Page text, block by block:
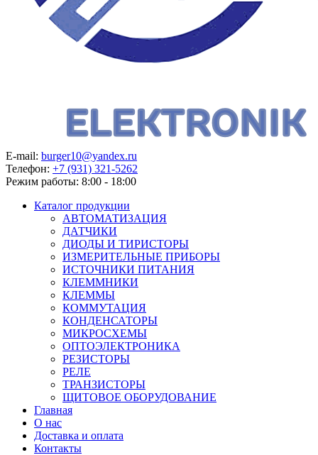
E-mail: burger10@yandex.ru
Телефон: +7 (931) 321-5262
Режим работы: 8:00 - 18:00
Каталог продукции
АВТОМАТИЗАЦИЯ
ДАТЧИКИ
ДИОДЫ И ТИРИСТОРЫ
ИЗМЕРИТЕЛЬНЫЕ ПРИБОРЫ
ИСТОЧНИКИ ПИТАНИЯ
КЛЕММНИКИ
КЛЕММЫ
КОММУТАЦИЯ
КОНДЕНСАТОРЫ
МИКРОСХЕМЫ
ОПТОЭЛЕКТРОНИКА
РЕЗИСТОРЫ
РЕЛЕ
ТРАНЗИСТОРЫ
ЩИТОВОЕ ОБОРУДОВАНИЕ
Главная
О нас
Доставка и оплата
Контакты